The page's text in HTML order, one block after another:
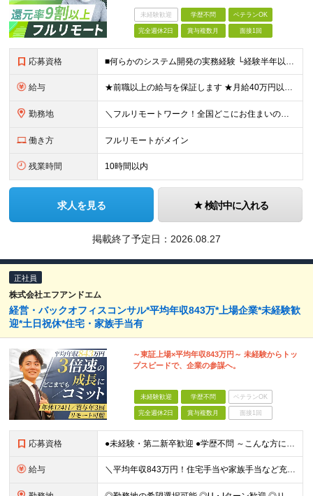
未経験歓迎 学歴不問 ベテランOK
完全週休2日 賞与複数月 面接1回
応募資格 ■何らかのシステム開発の実務経験 └経験半年以上の方を想定しています！(フェーズ不問) ■学歴不問・第2新卒歓迎・ブランクOK ■20代～50代まで幅広く活躍中 経験よりも“主体性があるかどうか”を
給与 ★前職以上の給与を保証します ★月給40万円以上＋インセンティブあり 月給40万円以上＋インセンティブ＋各種手当 ※上記には固定残業代（月30時間・44,400円～）を含みます ※超過分は別途支給し
勤務地 ＼フルリモートワーク！全国どこにお住まいの方も大歓迎／ 現在、10名中8名がフルリモートで活躍中！ フルリモート・ハイブリット案件を数多く保有しているため、 住む場所は全国どこでもOKです◎ ＼フ
働き方 フルリモートがメイン
残業時間 10時間以内
求人を見る 検討中に入れる
掲載終了予定日： 2026.08.27
正社員
株式会社エフアンドエム
経営・バックオフィスコンサル*平均年収843万*上場企業*未経験歓
迎*土日祝休*住宅・家族手当有
～東証上場×平均年収843万円～ 未経験からトッ
プスピードで、企業の参謀へ。
未経験歓迎 学歴不問 ベテランOK
完全週休2日 賞与複数月 面接1回
応募資格 ●未経験・第二新卒歓迎 ●学歴不問 ～こんな方にピッタリ～ ・一生モノの専門スキルを身につけたい方 ・自身の市場価値を高めたい方 ・チームで協力しながら業務に取り組みたい方 ・目標に向かって仕事に取
給与 ＼平均年収843万円！住宅手当や家族手当など充実した福利厚生／ 月給25万円〜40万円＋賞与年2回＋決算賞与 ■住宅手当について ・東京本社勤務／月6万6000円 ・大阪本社勤務／月4万4000円